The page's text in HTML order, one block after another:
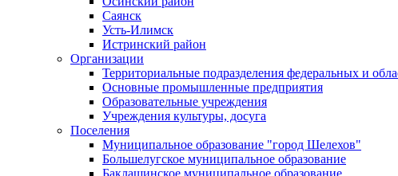
Саянск
Усть-Илимск
Истринский район
Организации
Территориальные подразделения федеральных и
Основные промышленные предприятия
Образовательные учреждения
Учреждения культуры, досуга
Поселения
Муниципальное образование "город Шелехов"
Большелугское муниципальное образование
Баклашинское муниципальное образование